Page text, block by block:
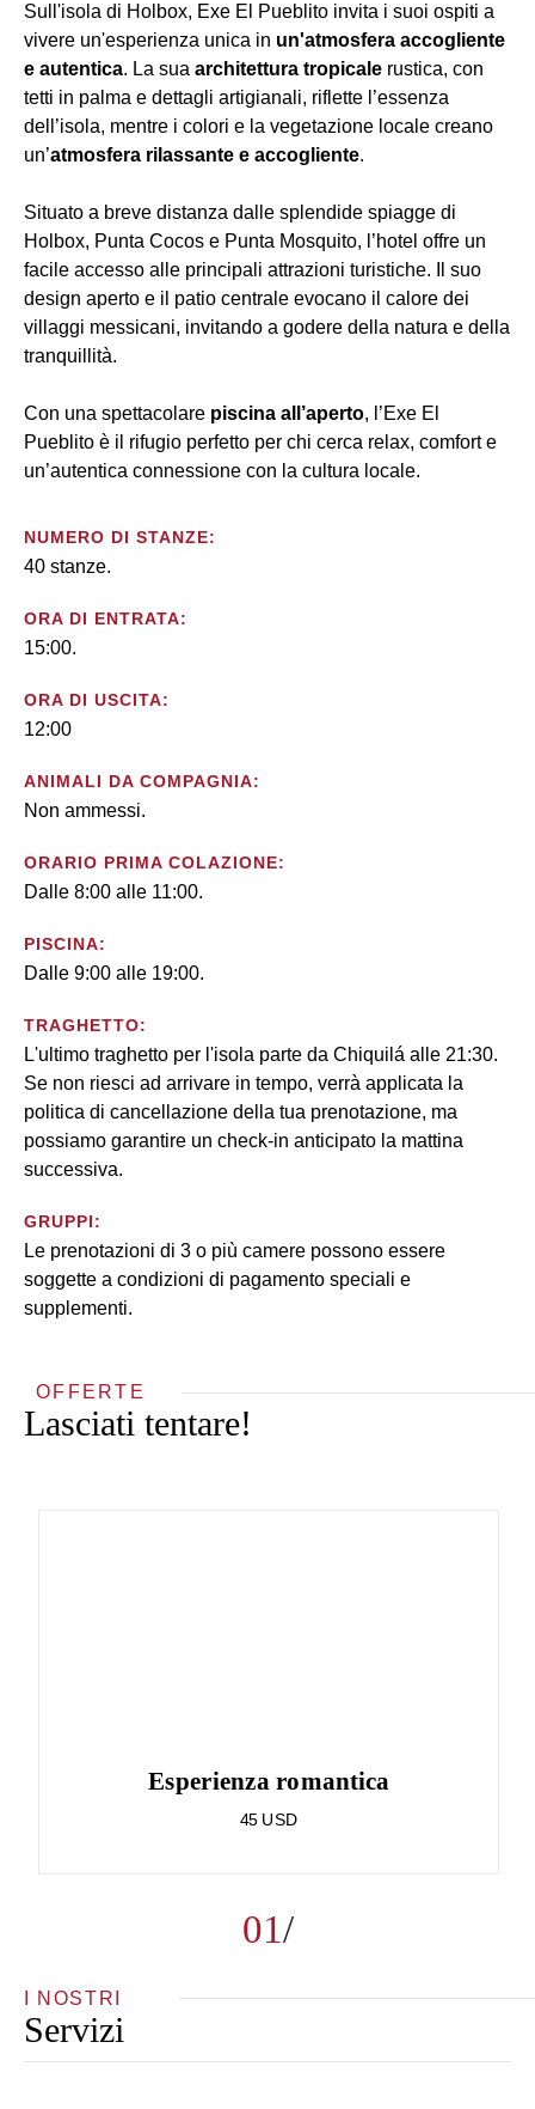
Sull'isola di Holbox, Exe El Pueblito invita i suoi ospiti a
vivere un'esperienza unica in un'atmosfera accogliente
e autentica. La sua architettura tropicale rustica, con
tetti in palma e dettagli artigianali, riflette l’essenza
dell’isola, mentre i colori e la vegetazione locale creano
un’atmosfera rilassante e accogliente.
Situato a breve distanza dalle splendide spiagge di
Holbox, Punta Cocos e Punta Mosquito, l’hotel offre un
facile accesso alle principali attrazioni turistiche. Il suo
design aperto e il patio centrale evocano il calore dei
villaggi messicani, invitando a godere della natura e della
tranquillità.
Con una spettacolare piscina all’aperto, l’Exe El
Pueblito è il rifugio perfetto per chi cerca relax, comfort e
un’autentica connessione con la cultura locale.
NUMERO DI STANZE:
40 stanze.
ORA DI ENTRATA:
15:00.
ORA DI USCITA:
12:00
ANIMALI DA COMPAGNIA:
Non ammessi.
ORARIO PRIMA COLAZIONE:
Dalle 8:00 alle 11:00.
PISCINA:
Dalle 9:00 alle 19:00.
TRAGHETTO:
L'ultimo traghetto per l'isola parte da Chiquilá alle 21:30.
Se non riesci ad arrivare in tempo, verrà applicata la
politica di cancellazione della tua prenotazione, ma
possiamo garantire un check-in anticipato la mattina
successiva.
GRUPPI:
Le prenotazioni di 3 o più camere possono essere
soggette a condizioni di pagamento speciali e
supplementi.
OFFERTE
Lasciati tentare!
01
Esperienza romantica
45 USD
I NOSTRI
Servizi